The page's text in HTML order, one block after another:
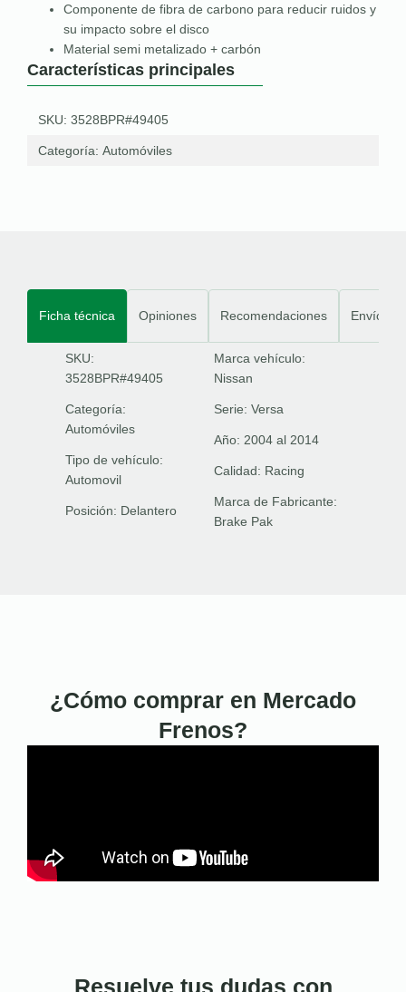
Componente de fibra de carbono para reducir ruidos y
su impacto sobre el disco
Material semi metalizado + carbón
Características principales
SKU: 3528BPR#49405
Categoría: Automóviles
Ficha técnica Opiniones Recomendaciones Envíos
SKU:
3528BPR#49405
Categoría:
Automóviles
Tipo de vehículo:
Automovil
Posición: Delantero
Marca vehículo:
Nissan
Serie: Versa
Año: 2004 al 2014
Calidad: Racing
Marca de Fabricante:
Brake Pak
¿Cómo comprar en Mercado
Frenos?
Resuelve tus dudas con